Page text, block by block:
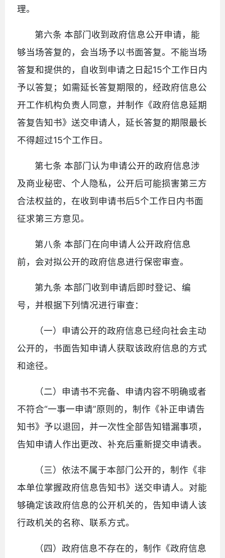
理。
第六条 本部门收到政府信息公开申请，能
够当场答复的，会当场予以书面答复。不能当场
答复和提供的，自收到申请之日起15个工作日内
予以答复；如需延长答复期限的，经政府信息公
开工作机构负责人同意，并制作《政府信息延期
答复告知书》送交申请人，延长答复的期限最长
不得超过15个工作日。
第七条 本部门认为申请公开的政府信息涉
及商业秘密、个人隐私，公开后可能损害第三方
合法权益的，在收到申请书后5个工作日内书面
征求第三方意见。
第八条 本部门在向申请人公开政府信息
前，会对拟公开的政府信息进行保密审查。
第九条 本部门收到申请后即时登记、编
号，并根据下列情况进行审查：
（一）申请公开的政府信息已经向社会主动
公开的，书面告知申请人获取该政府信息的方式
和途径。
（二）申请书不完备、申请内容不明确或者
不符合“一事一申请”原则的，制作《补正申请告
知书》予以退回，并一次性全部告知错漏事项，
告知申请人作出更改、补充后重新提交申请表。
（三）依法不属于本部门公开的，制作《非
本单位掌握政府信息告知书》送交申请人。对能
够确定该政府信息的公开机关的，告知申请人该
行政机关的名称、联系方式。
（四）政府信息不存在的，制作《政府信息